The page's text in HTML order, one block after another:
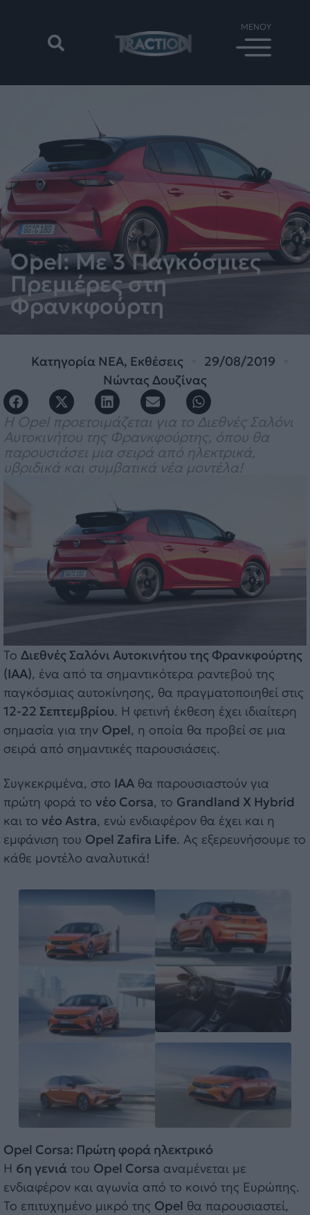
Opel: Με 3 Παγκόσμιες
Πρεμιέρες στη
Φρανκφούρτη
Κατηγορία ΝΕΑ, Εκθέσεις
29/08/2019
Νώντας Δουζίνας
Η Opel προετοιμάζεται για το Διεθνές Σαλόνι
Αυτοκινήτου της Φρανκφούρτης, όπου θα
παρουσιάσει μια σειρά από ηλεκτρικά,
υβριδικά και συμβατικά νέα μοντέλα!
Το Διεθνές Σαλόνι Αυτοκινήτου της Φρανκφούρτης
(ΙΑΑ), ένα από τα σημαντικότερα ραντεβού της
παγκόσμιας αυτοκίνησης, θα πραγματοποιηθεί στις
12-22 Σεπτεμβρίου. Η φετινή έκθεση έχει ιδιαίτερη
σημασία για την Opel, η οποία θα προβεί σε μια
σειρά από σημαντικές παρουσιάσεις.
Συγκεκριμένα, στο IAA θα παρουσιαστούν για
πρώτη φορά το νέο Corsa, το Grandland X Hybrid
και το νέο Astra, ενώ ενδιαφέρον θα έχει και η
εμφάνιση του Opel Zafira Life. Ας εξερευνήσουμε το
κάθε μοντέλο αναλυτικά!
Opel Corsa: Πρώτη φορά ηλεκτρικό
Η 6η γενιά του Opel Corsa αναμένεται με
ενδιαφέρον και αγωνία από το κοινό της Ευρώπης.
Το επιτυχημένο μικρό της Opel θα παρουσιαστεί,